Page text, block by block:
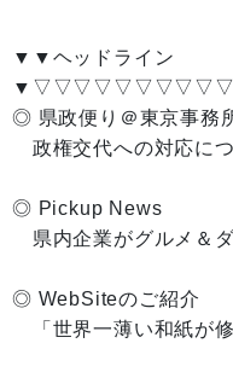
▼▼ヘッドライン
◎ 県政便り＠東京事務
政権交代への対応に
◎ Pickup News
県内企業がグルメ＆
◎ WebSiteのご紹介
「世界一薄い和紙が